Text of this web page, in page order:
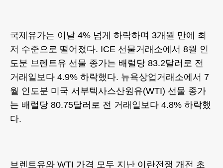
국제유가는 이날 4% 넘게 하락하며 3개월 만에 최
저 수준으로 떨어졌다. ICE 선물거래소에서 8월 인
도분 브렌트유 선물 종가는 배럴당 83.2달러로 전
거래일보다 4.9% 하락했다. 뉴욕상업거래소에서 7
월 인도분 미국 서부텍사스산원유(WTI) 선물 종가
는 배럴당 80.75달러로 전 거래일보다 4.8% 하락했
다.
브렌트유와 WTI 가격 모두 지난 이란전쟁 개전 초